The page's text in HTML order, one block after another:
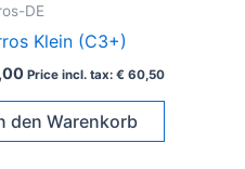
DE
Klein (C3+)
Price incl. tax: € 60,50
den Warenkorb